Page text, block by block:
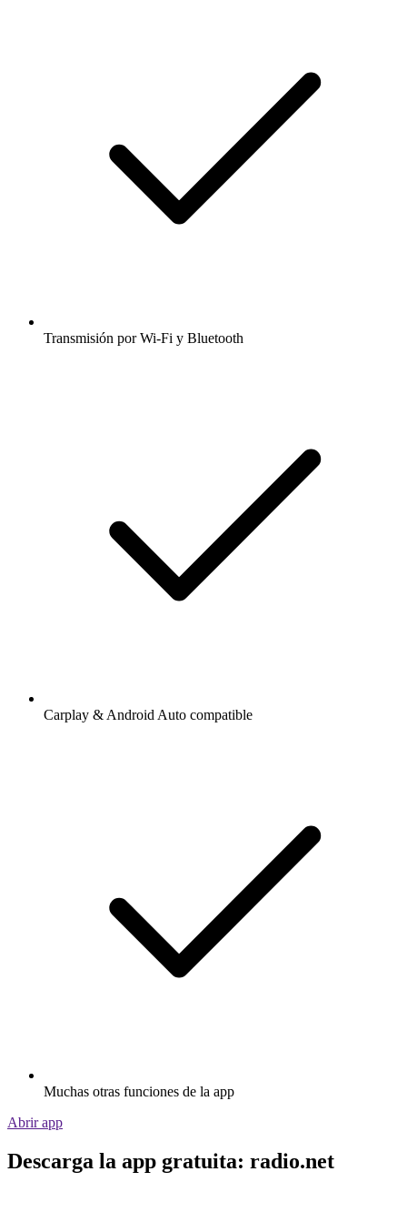
Transmisión por Wi-Fi y Bluetooth
Carplay & Android Auto compatible
Muchas otras funciones de la app
Abrir app
Descarga la app gratuita: radio.net